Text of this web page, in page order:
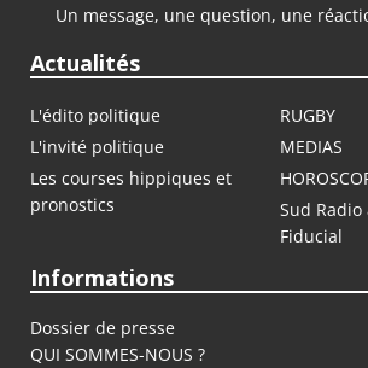
Un message, une question, une
Actualités
L'édito politique
RUGBY
L'invité politique
MEDIAS
Les courses hippiques et
pronostics
Sud Radio
Fiducial
Informations
Dossier de presse
QUI SOMMES-NOUS ?